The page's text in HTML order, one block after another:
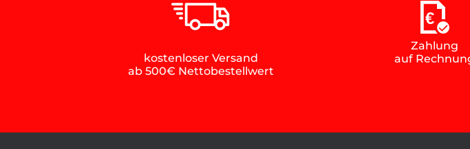
kostenloser Versand
ab 500€ Nettobestellwert
€
Zahlung
auf